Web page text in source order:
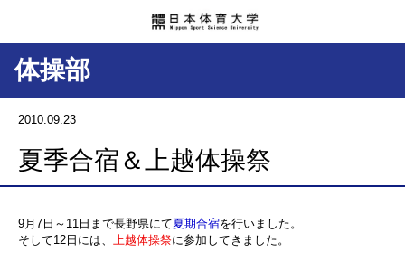
体操部
2010.09.23
夏季合宿＆上越体操祭
9月7日～11日まで長野県にて夏期合宿を行いました。
そして12日には、 上越体操祭に参加してきました。